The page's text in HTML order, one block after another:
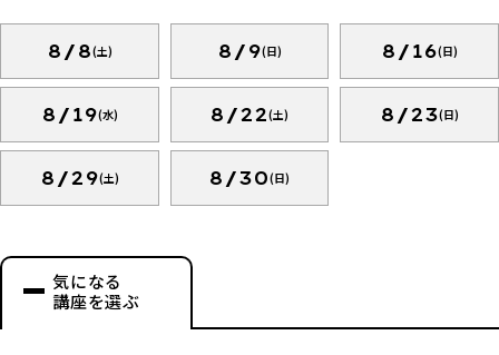
8/8(土) 8/9(日) 8/16(日)
8/19(水) 8/22(土) 8/23(日)
8/29(土) 8/30(日)
気になる
講座を選ぶ